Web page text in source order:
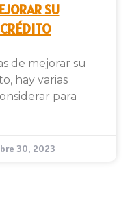
SU
de mejorar su
hay varias
para
30, 2023